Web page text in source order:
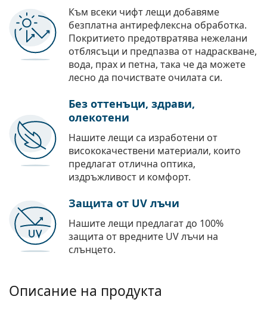
Към всеки чифт лещи добавяме
безплатна антирефлексна обработка.
Покритието предотвратява нежелани
отблясъци и предпазва от надраскване,
вода, прах и петна, така че да можете
лесно да почиствате очилата си.
Без оттенъци, здрави,
олекотени
Нашите лещи са изработени от
висококачествени материали, които
предлагат отлична оптика,
издръжливост и комфорт.
Защита от UV лъчи
Нашите лещи предлагат до 100%
защита от вредните UV лъчи на
слънцето.
Описание на продукта